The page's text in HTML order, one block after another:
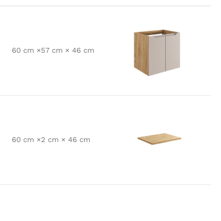
60 cm ×57 cm × 46 cm
60 cm ×2 cm × 46 cm